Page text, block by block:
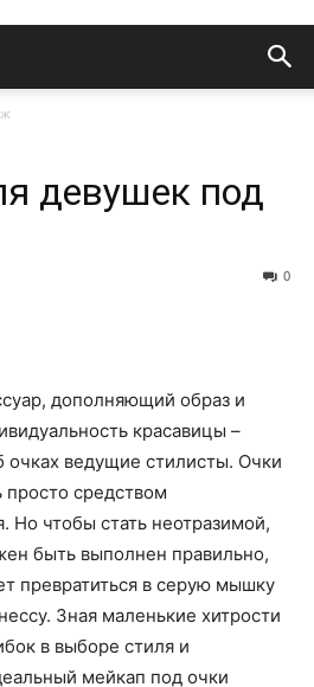
девушек под
0
дополняющий образ и
красавицы –
очках ведущие стилисты. Очки
средством
Но чтобы стать неотразимой,
быть выполнен правильно,
превратиться в серую мышку
Зная маленькие хитрости
в выборе стиля и
мейкап под очки